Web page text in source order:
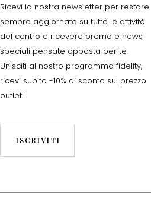
Ricevi la nostra newsletter per restare
sempre aggiornato su tutte le attività
del centro e ricevere promo e news
speciali pensate apposta per te.
Unisciti al nostro programma fidelity,
ricevi subito -10% di sconto sul prezzo
outlet!
ISCRIVITI